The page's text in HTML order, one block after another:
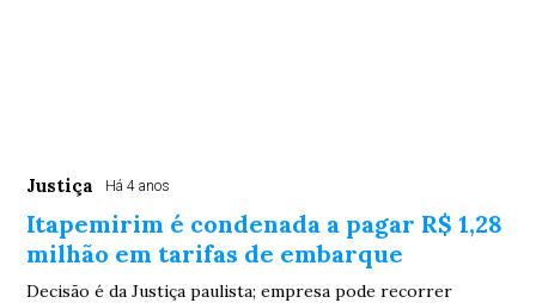
Justiça Há 4 anos
Itapemirim é condenada a pagar R$ 1,28
milhão em tarifas de embarque
Decisão é da Justiça paulista; empresa pode recorrer